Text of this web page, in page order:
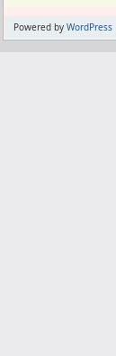
Powered by WordPress